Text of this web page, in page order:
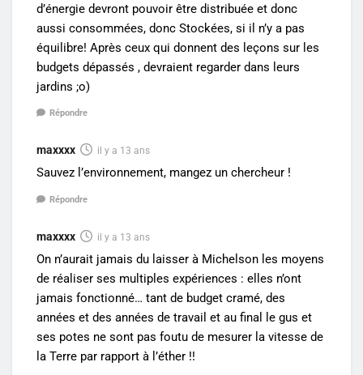
d’énergie devront pouvoir être distribuée et donc
aussi consommées, donc Stockées, si il n’y a pas
équilibre! Après ceux qui donnent des leçons sur les
budgets dépassés , devraient regarder dans leurs
jardins ;o)
Répondre
maxxxx il y a 13 ans
Sauvez l’environnement, mangez un chercheur !
Répondre
maxxxx il y a 13 ans
On n’aurait jamais du laisser à Michelson les moyens
de réaliser ses multiples expériences : elles n’ont
jamais fonctionné… tant de budget cramé, des
années et des années de travail et au final le gus et
ses potes ne sont pas foutu de mesurer la vitesse de
la Terre par rapport à l’éther !!